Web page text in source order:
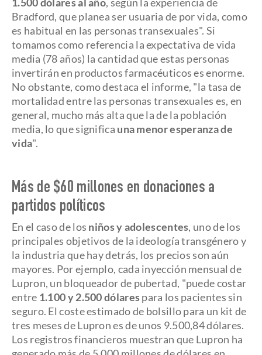
Bradford, que planea ser usuaria de por vida, como
es habitual en las personas transexuales". Si
tomamos como referencia la expectativa de vida
media (78 años) la cantidad que estas personas
invertirán en productos farmacéuticos es enorme.
No obstante, como destaca el informe, "la tasa de
mortalidad entre las personas transexuales es, en
general, mucho más alta que la de la población
media, lo que significa una menor esperanza de
vida".
Más de $60 millones en donaciones a
partidos políticos
En el caso de los niños y adolescentes, uno de los
principales objetivos de la ideología transgénero y
la industria que hay detrás, los precios son aún
mayores. Por ejemplo, cada inyección mensual de
Lupron, un bloqueador de pubertad, "puede costar
entre 1.100 y 2.500 dólarespara los pacientes sin
seguro. El coste estimado de bolsillo para un kit de
tres meses de Lupron es de unos 9.500,84 dólares.
Los registros financieros muestran que Lupron ha